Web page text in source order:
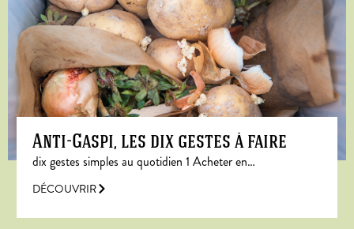
Anti-Gaspi, les dix gestes à faire
dix gestes simples au quotidien 1 Acheter en…
DÉCOUVRIR